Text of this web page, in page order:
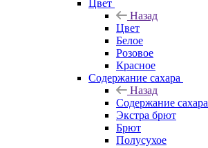
Цвет
Назад
Цвет
Белое
Розовое
Красное
Содержание сахара
Назад
Содержание сахара
Экстра брют
Брют
Полусухое